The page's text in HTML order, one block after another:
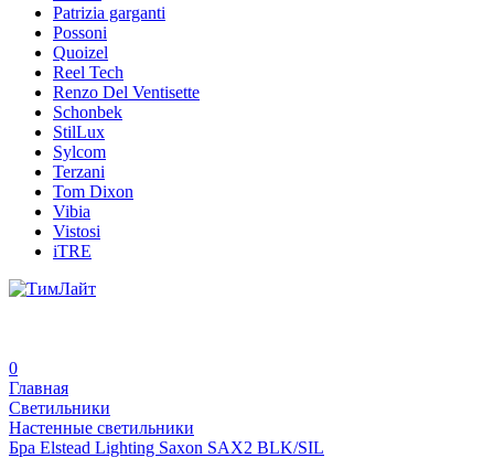
Patrizia garganti
Possoni
Quoizel
Reel Tech
Renzo Del Ventisette
Schonbek
StilLux
Sylcom
Terzani
Tom Dixon
Vibia
Vistosi
iTRE
0
Главная
Светильники
Настенные светильники
Бра Elstead Lighting Saxon SAX2 BLK/SIL